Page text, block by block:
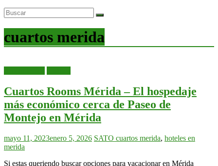
cuartos merida
Cuartos Rooms Mérida – El hospedaje
más económico cerca de Paseo de
Montejo en Mérida
mayo 11, 2023enero 5, 2026 SATO cuartos merida, hoteles en
merida
Si estas queriendo buscar opciones para vacacionar en Mérida